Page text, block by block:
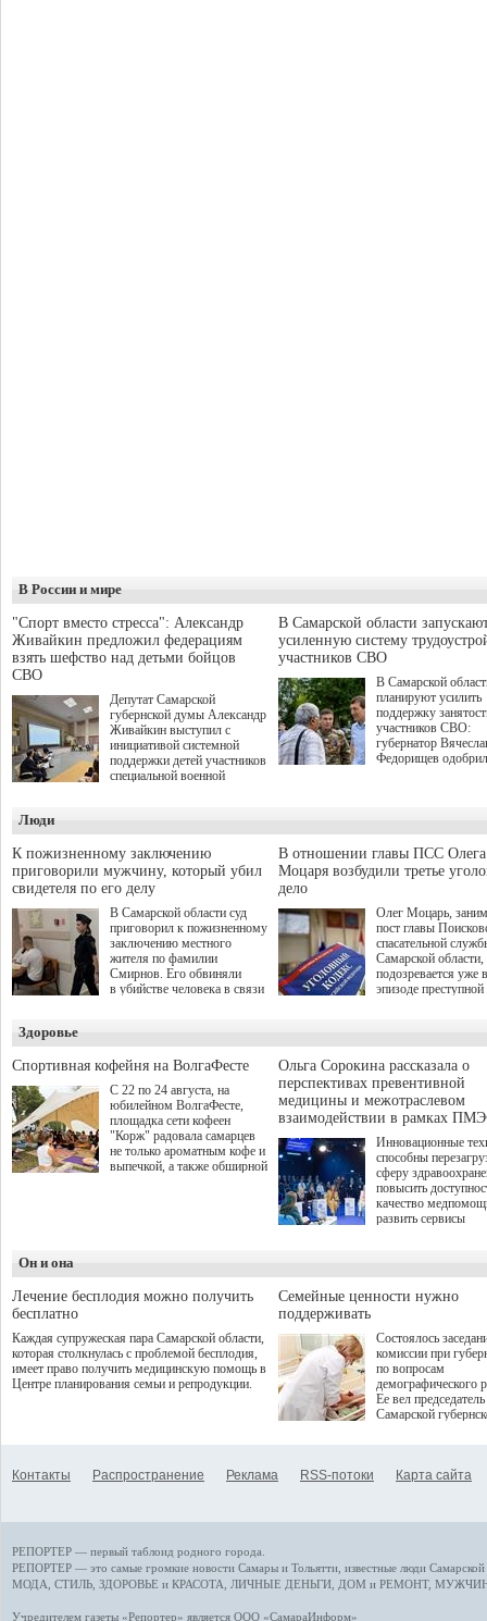
В России и мире
"Спорт вместо стресса": Александр
Живайкин предложил федерациям
взять шефство над детьми бойцов
СВО
Депутат Самарской
губернской думы Александр
Живайкин выступил с
инициативой системной
поддержки детей участников
специальной военной
"Помощь фронту и семьям
участников СВО", которая
прошла в Отрадном 7
августа.
В Самарской области
усиленную систему
участников СВО
В Самарской
планируют усилить
поддержку
участников СВО:
губернатор
Федорищев
на трудоустройство
спокойную
мирной жизни.
Люди
К пожизненному заключению
приговорили мужчину, который убил
свидетеля по его делу
В Самарской области суд
приговорил к пожизненному
заключению местного
жителя по фамилии
Смирнов. Его обвиняли
в убийстве человека в связи
В отношении главы ПСС Олега
Моцаря возбудили третье
дело
Олег Моцарь,
пост главы
спасательной
Самарской области,
подозревается уже
эпизоде преступной
а сам он
Здоровье
Спортивная кофейня на ВолгаФесте
С 22 по 24 августа, на
юбилейном ВолгаФесте,
площадка сети кофеен
"Корж" радовала самарцев
не только ароматным кофе и
выпечкой, а также обширной
Ольга Сорокина рассказала о
перспективах превентивной
медицины и межотраслевом
взаимодействии в рамках
Инновационные
способны
сферу
повысить
качество
развить сервисы
определенными
К ним можно
возникающие при
данными
более динамичного
проникновения
сегмент
отраслевое
рассказала Ольга
ходе сессии
качества жизни" в
ПМЭФ 2025. В
Он и она
Лечение бесплодия можно получить
бесплатно
Каждая супружеская пара Самарской области,
которая столкнулась с проблемой бесплодия,
имеет право получить медицинскую помощь в
Центре планирования семьи и репродукции.
Семейные ценности нужно
поддерживать
Состоялось
комиссии при
по вопросам
демографического
Ее вел председатель
Самарской
Контакты Распространение Реклама RSS-потоки Карта сайта
РЕПОРТЕР — первый таблоид родного города.
РЕПОРТЕР — это самые громкие новости Самары и Тольятти, известные люди
МОДА, СТИЛЬ ЗДОРОВЬЕ и КРАСОТА ЛИЧНЫЕ ДЕНЬГИ ДОМ и РЕМОНТ,
Учредителем газеты «Репортер» является ООО «СамараИнформ»